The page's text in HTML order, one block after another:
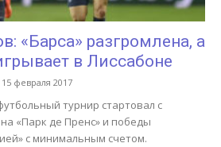
«Барса» разгромлена, а
в Лиссабоне
15 февраля 2017
турнир стартовал с
«Парк де Пренс» и победы
с минимальным счетом.